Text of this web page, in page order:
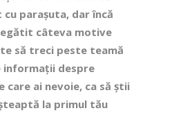
cu parașuta, dar încă
câteva motive
să treci peste teamă
informații despre
care ai nevoie, ca să știi
la primul tău